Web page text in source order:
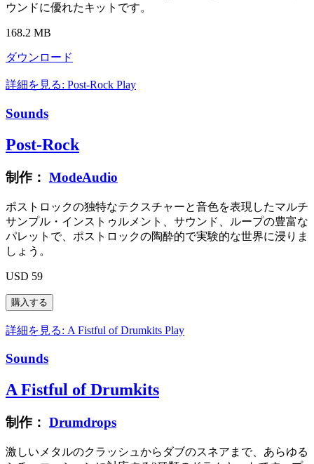
ウンドに優れたキットです。
168.2 MB
ダウンロード
詳細を見る: Post-Rock Play
Sounds
Post-Rock
制作： ModeAudio
ポストロックの独特なテクスチャーと音色を表現したマルチ
サンプル・インストゥルメント、サウンド、ループの豊富な
パレットで、ポストロックの陶酔的で実験的な世界に浸りま
しょう。
USD 59
詳細を見る: A Fistful of Drumkits Play
Sounds
A Fistful of Drumkits
制作： Drumdrops
激しいメタルのクラッシュからダブのスネアまで、あらゆる